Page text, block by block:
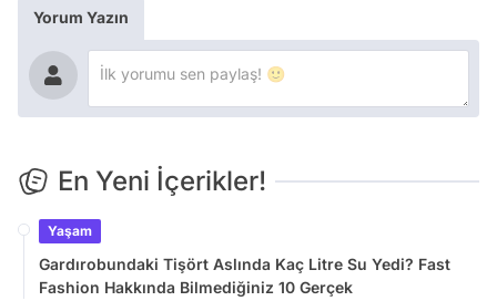
Yorum Yazın
En Yeni İçerikler!
Yaşam
Gardırobundaki Tişört Aslında Kaç Litre Su Yedi? Fast
Fashion Hakkında Bilmediğiniz 10 Gerçek